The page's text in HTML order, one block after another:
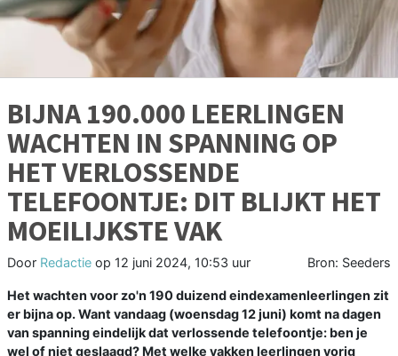
BIJNA 190.000 LEERLINGEN
WACHTEN IN SPANNING OP
HET VERLOSSENDE
TELEFOONTJE: DIT BLIJKT HET
MOEILIJKSTE VAK
Door Redactie op 12 juni 2024, 10:53 uur Bron: Seeders
Het wachten voor zo'n 190 duizend eindexamenleerlingen zit
er bijna op. Want vandaag (woensdag 12 juni) komt na dagen
van spanning eindelijk dat verlossende telefoontje: ben je
wel of niet geslaagd? Met welke vakken leerlingen vorig